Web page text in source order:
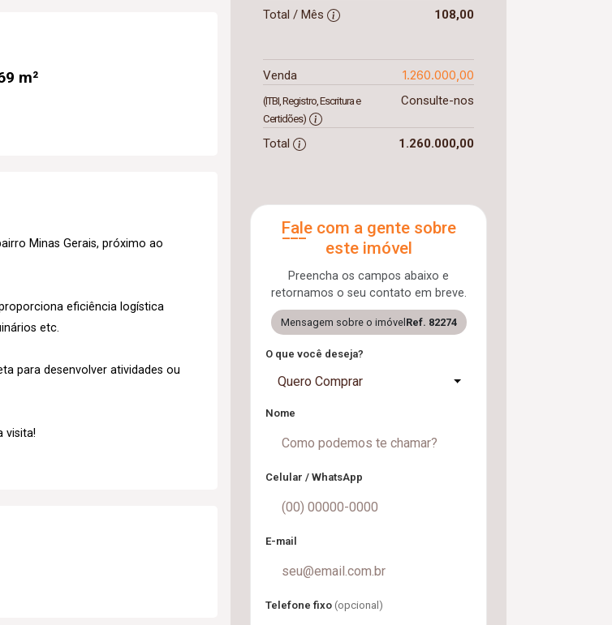
m²
Minas Gerais, próximo ao
eficiência logística
etc.
para desenvolver atividades ou
visita!
Total / Mês
108,00
Venda 1.260.000,00
(ITBI, Registro, Escritura e
Certidões)
Consulte-nos
Total 1.260.000,00
Fale com a gente sobre
este imóvel
Preencha os campos abaixo e
retornamos o seu contato em breve.
Mensagem sobre o imóvel Ref. 82274
O que você deseja?
Quero Comprar
Nome
Celular / WhatsApp
E-mail
Telefone fixo (opcional)